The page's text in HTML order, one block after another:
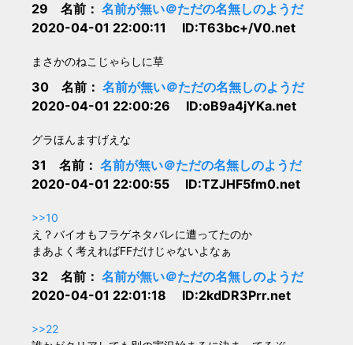
29 名前： 名前が無い＠ただの名無しのようだ
2020-04-01 22:00:11 ID:T63bc+/V0.net
まさかのねこじゃらしに草
30 名前： 名前が無い＠ただの名無しのようだ
2020-04-01 22:00:26 ID:oB9a4jYKa.net
グラほんますげえな
31 名前： 名前が無い＠ただの名無しのようだ
2020-04-01 22:00:55 ID:TZJHF5fm0.net
>>10
え？バイオもフラゲネタバレに遭ってたのか
まあよく考えればFFだけじゃないよなぁ
32 名前： 名前が無い＠ただの名無しのようだ
2020-04-01 22:01:18 ID:2kdDR3Prr.net
>>22